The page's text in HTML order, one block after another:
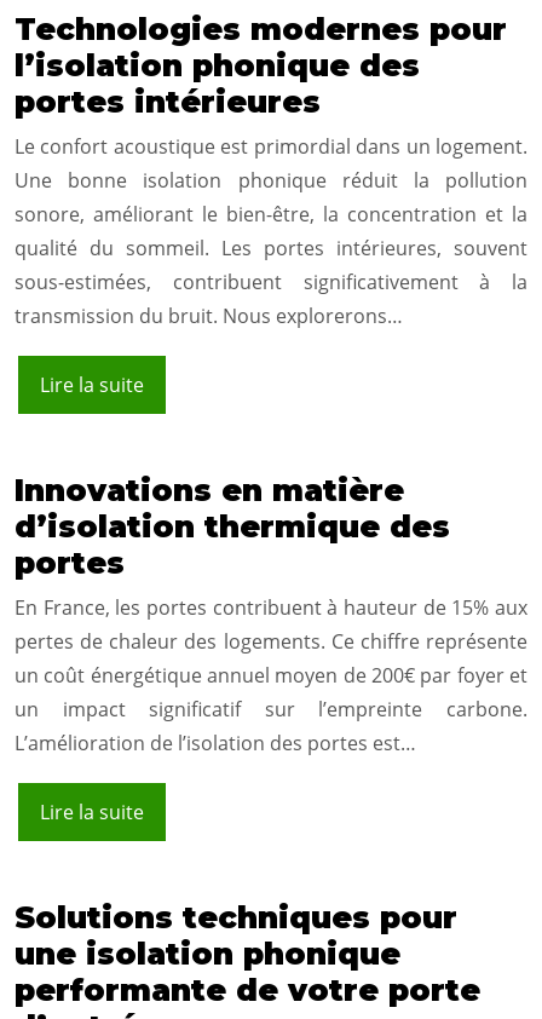
Technologies modernes pour
l’isolation phonique des
portes intérieures
Le confort acoustique est primordial dans un logement.
Une bonne isolation phonique réduit la pollution
sonore, améliorant le bien-être, la concentration et la
qualité du sommeil. Les portes intérieures, souvent
sous-estimées, contribuent significativement à la
transmission du bruit. Nous explorerons…
Lire la suite
Innovations en matière
d’isolation thermique des
portes
En France, les portes contribuent à hauteur de 15% aux
pertes de chaleur des logements. Ce chiffre représente
un coût énergétique annuel moyen de 200€ par foyer et
un impact significatif sur l’empreinte carbone.
L’amélioration de l’isolation des portes est…
Lire la suite
Solutions techniques pour
une isolation phonique
performante de votre porte